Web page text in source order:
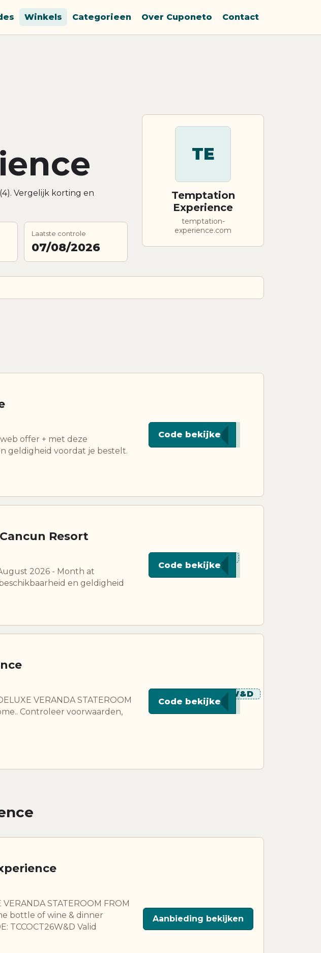
Winkels Categorieen Over Cuponeto Contact
Vergelijk korting en
Laatste controle
07/08/2026
TE
Temptation
Experience
temptation-
experience.com
offer + met deze
geldigheid voordat je bestelt.
***VE5
Code bekijken
Resort
2026 - Month at
en geldigheid
****ORN
Code bekijken
VERANDA STATEROOM
Controleer voorwaarden,
********W&D
Code bekijken
STATEROOM FROM
bottle of wine & dinner
TCCOCT26W&D Valid
Aanbieding bekijken